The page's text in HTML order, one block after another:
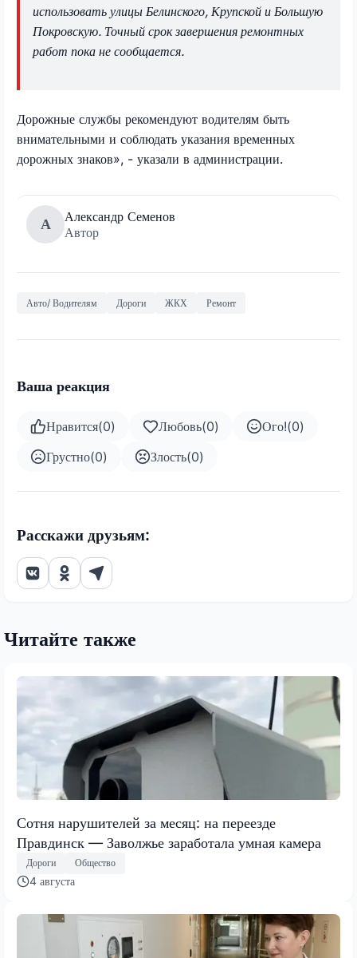
использовать улицы Белинского, Крупской и Большую
Покровскую. Точный срок завершения ремонтных
работ пока не сообщается.
Дорожные службы рекомендуют водителям быть
внимательными и соблюдать указания временных
дорожных знаков», - указали в администрации.
А
Александр Семенов
Автор
Авто/ Водителям Дороги ЖКХ Ремонт
Ваша реакция
Нравится(0) Любовь(0) Ого!(0)
Грустно(0) Злость(0)
Расскажи друзьям:
Читайте также
Сотня нарушителей за месяц: на переезде
Правдинск — Заволжье заработала умная камера
Дороги Общество
4 августа